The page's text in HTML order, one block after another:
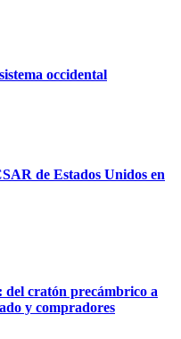
occidental
de Estados Unidos en
del cratón precámbrico a
y compradores